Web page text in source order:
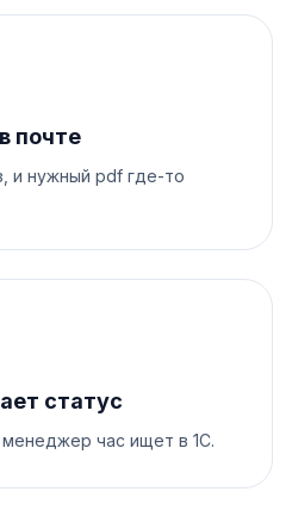
почте
и нужный pdf где-то
статус
час ищет в 1С.